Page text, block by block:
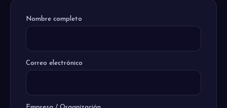
Nombre completo
Correo electrónico